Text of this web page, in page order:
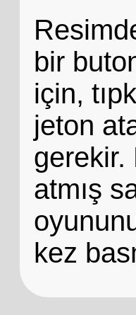
bir
için,
jeton
gerekir.
atmış
kez